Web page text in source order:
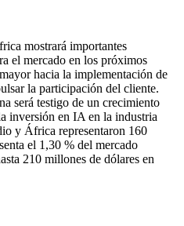
mostrará importantes
el mercado en los próximos
hacia la implementación de
la participación del cliente.
será testigo de un crecimiento
inversión en IA en la industria
y África representaron 160
el 1,30 % del mercado
210 millones de dólares en